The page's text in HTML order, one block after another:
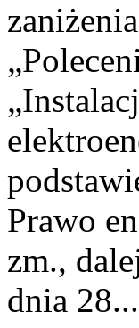
Prawo
zm.,
dnia 28...